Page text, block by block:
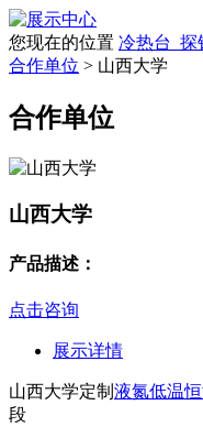
您现在的位置 冷热台_探
合作单位 > 山西大学
合作单位
山西大学
产品描述：
点击咨询
展示详情
山西大学定制 液氮低温
段